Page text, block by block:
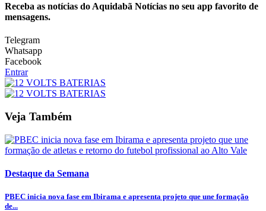
Receba as notícias do Aquidabã Notícias no seu app favorito de
mensagens.
Telegram
Whatsapp
Facebook
Entrar
Veja Também
Destaque da Semana
PBEC inicia nova fase em Ibirama e apresenta projeto que une formação
de...